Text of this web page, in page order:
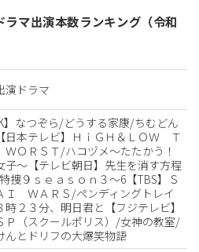
マ出演本数ランキング（令和
演ドラマ
】なつぞら/どうする家康/ちむどん
日本テレビ】ＨｉＧＨ＆ＬＯＷ Ｔ
ＯＲＳＴ/ハコヅメ〜たたかう！
子〜【テレビ朝日】先生を消す方程
捜９ｓｅａｓｏｎ３～6【TBS】Ｓ
Ｉ ＷＡＲＳ/ペンディングトレイ
時２３分、明日君と【フジテレビ】
Ｐ（スクールポリス）/女神の教室/
んとドリフの大爆笑物語